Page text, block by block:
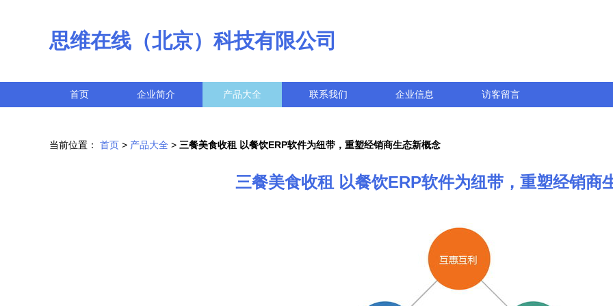
思维在线（北京）科技有限公司
首页 企业简介 产品大全 联系我们 企业信息 访客留言
当前位置： 首页 > 产品大全 > 三餐美食收租 以餐饮ERP软件为纽带，重塑经销商生态新概念
三餐美食收租 以餐饮ERP软件为纽带，重塑经销商